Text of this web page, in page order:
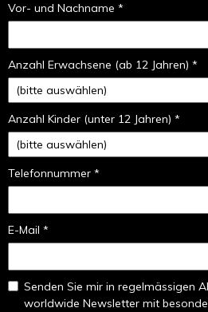
Vor- und Nachname *
Anzahl Erwachsene (ab 12 Jahren) *
Anzahl Kinder (unter 12 Jahren) *
Telefonnummer *
E-Mail *
Senden Sie mir in regelmässigen
worldwide Newsletter mit